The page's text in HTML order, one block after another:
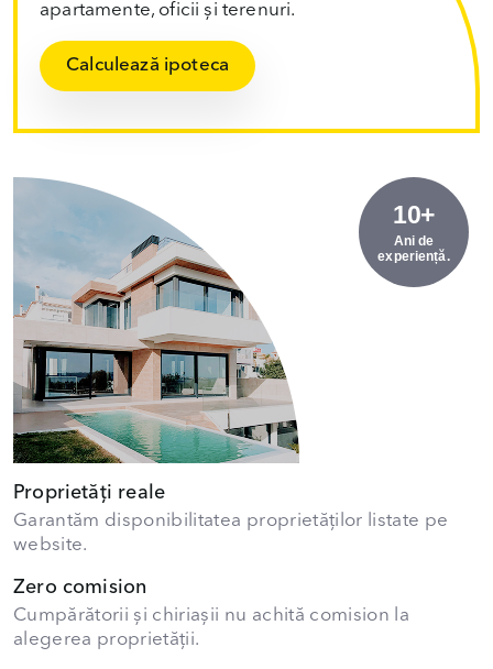
apartamente, oficii și terenuri.
Calculează ipoteca
10+
Ani de
experiență.
Proprietăți reale
Garantăm disponibilitatea proprietăților listate pe
website.
Zero comision
Cumpărătorii și chiriașii nu achită comision la
alegerea proprietății.